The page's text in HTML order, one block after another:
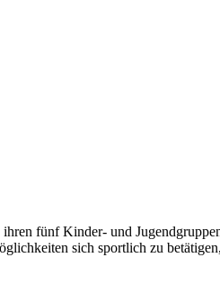
fünf Kinder- und
sich sportlich zu